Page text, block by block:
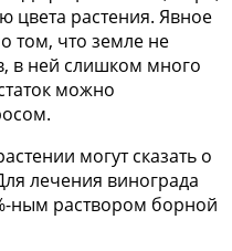
цвета растения. Явное
том, что земле не
в ней слишком много
можно
могут сказать о
лечения винограда
ным раствором борной